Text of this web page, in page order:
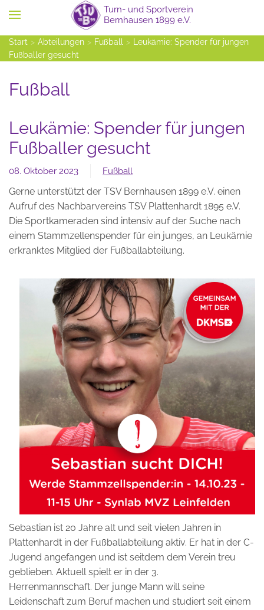
Zum Hauptinhalt springen
Start Abteilungen Fußball
Leukämie: Spender für jungen
Fußballer gesucht
Fußball
Leukämie: Spender für jungen
Fußballer gesucht
08. Oktober 2023 Fußball
Gerne unterstützt der TSV Bernhausen 1899 e.V. einen
Aufruf des Nachbarvereins TSV Plattenhardt 1895 e.V.
Die Sportkameraden sind intensiv auf der Suche nach
einem Stammzellenspender für ein junges, an Leukämie
erkranktes Mitglied der Fußballabteilung.
Sebastian ist 20 Jahre alt und seit vielen Jahren in
Plattenhardt in der Fußballabteilung aktiv. Er hat in der C-
Jugend angefangen und ist seitdem dem Verein treu
geblieben. Aktuell spielt er in der 3.
Herrenmannschaft. Der junge Mann will seine
Leidenschaft zum Beruf machen und studiert seit einem